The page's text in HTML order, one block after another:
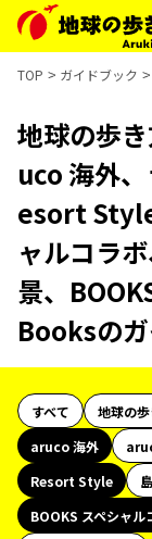
TOP ガイドブック
地球の歩
uco 海外
esort
ャルコラ
景、
Booksの
すべて 地球の
aruco 海外
Resort Style
BOOKS スペシャル